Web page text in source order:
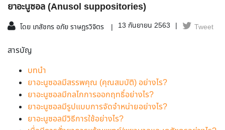
ยาอะนูซอล (Anusol suppositories)
โดย เภสัชกร อภัย ราษฎรวิจิตร 13 กันยายน 2563 Tweet
สารบัญ
บทนำ
ยาอะนูซอลมีสรรพคุณ (คุณสมบัติ) อย่างไร?
ยาอะนูซอลมีกลไกการออกฤทธิ์อย่างไร?
ยาอะนูซอลมีรูปแบบการจัดจำหน่ายอย่างไร?
ยาอะนูซอลมีวิธีการใช้อย่างไร?